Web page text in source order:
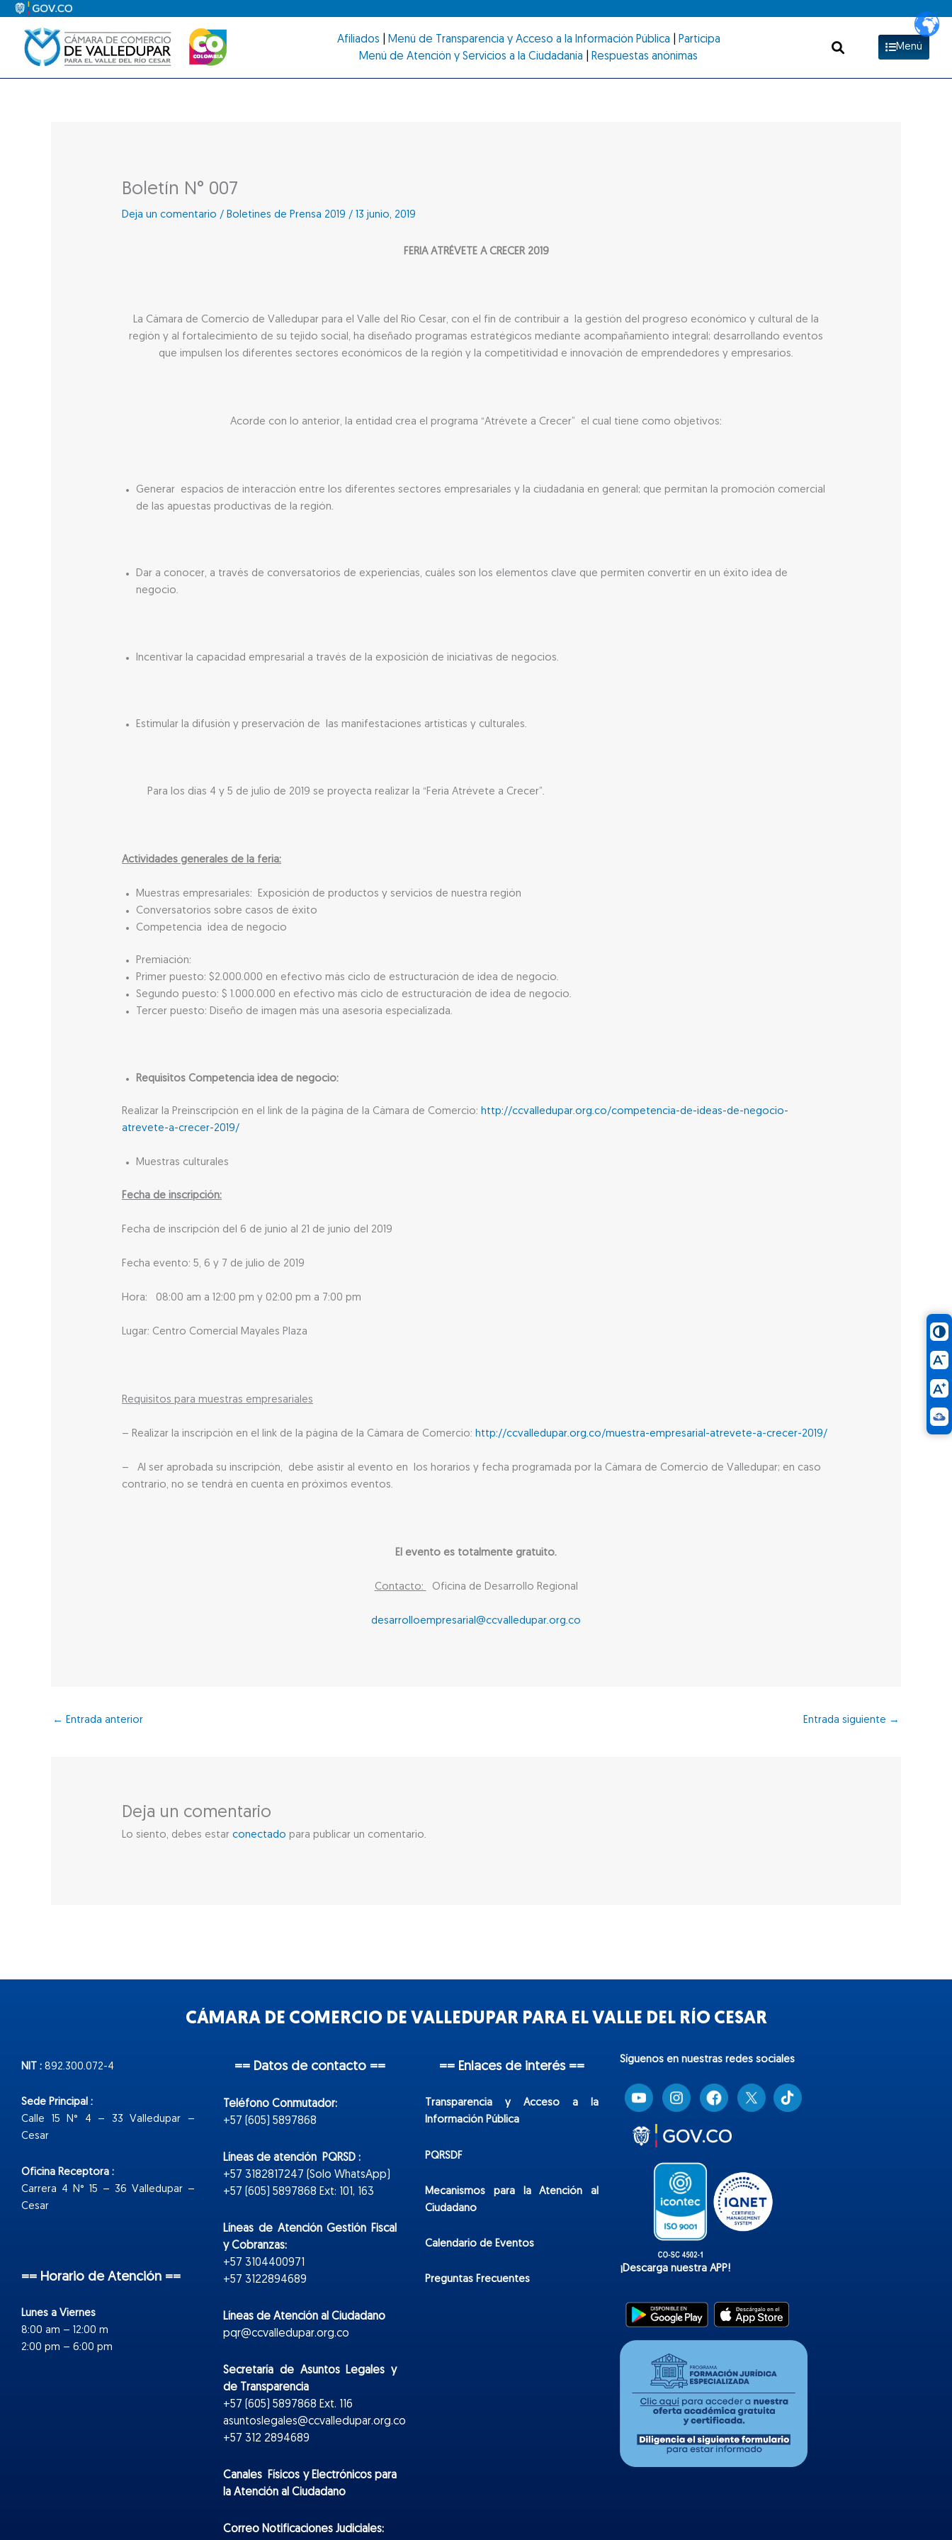
contenido
Afiliados Menú de Transparencia y Acceso a la Información Pública
Participa
Menú de Atención y Servicios a la Ciudadanía
Respuestas anónimas
Menú
Boletín N° 007
Deja un comentario / Boletines de Prensa 2019 /13 junio, 2019
FERIA ATRÉVETE A CRECER 2019
La Cámara de Comercio de Valledupar para el Valle del Río Cesar, con el fin de contribuir a la gestión del progreso económico y cultural de la
región y al fortalecimiento de su tejido social, ha diseñado programas estratégicos mediante acompañamiento integral; desarrollando eventos
que impulsen los diferentes sectores económicos de la región y la competitividad e innovación de emprendedores y empresarios.
Acorde con lo anterior, la entidad crea el programa “Atrévete a Crecer” el cual tiene como objetivos:
Generar espacios de interacción entre los diferentes sectores empresariales y la ciudadanía en general; que permitan la promoción comercial
de las apuestas productivas de la región.
Dar a conocer, a través de conversatorios de experiencias, cuáles son los elementos clave que permiten convertir en un éxito idea de
negocio.
Incentivar la capacidad empresarial a través de la exposición de iniciativas de negocios.
Estimular la difusión y preservación de las manifestaciones artísticas y culturales.
Para los días 4 y 5 de julio de 2019 se proyecta realizar la “Feria Atrévete a Crecer”.
Actividades generales de la feria:
Muestras empresariales: Exposición de productos y servicios de nuestra región
Conversatorios sobre casos de éxito
Competencia idea de negocio
Premiación:
Primer puesto: $2.000.000 en efectivo más ciclo de estructuración de idea de negocio.
Segundo puesto: $ 1.000.000 en efectivo más ciclo de estructuración de idea de negocio.
Tercer puesto: Diseño de imagen más una asesoría especializada.
Requisitos Competencia idea de negocio:
Realizar la Preinscripción en el link de la página de la Cámara de Comercio:http://ccvalledupar.org.co/competencia-de-ideas-de-negocio-
atrevete-a-crecer-2019/
Muestras culturales
Fecha de inscripción:
Fecha de inscripción del 6 de junio al 21 de junio del 2019
Fecha evento: 5, 6 y 7 de julio de 2019
Hora: 08:00 am a 12:00 pm y 02:00 pm a 7:00 pm
Lugar: Centro Comercial Mayales Plaza
Requisitos para muestras empresariales
– Realizar la inscripción en el link de la página de la Cámara de Comercio: http://ccvalledupar.org.co/muestra-empresarial-atrevete-a-crecer-2019/
– Al ser aprobada su inscripción, debe asistir al evento en los horarios y fecha programada por la Cámara de Comercio de Valledupar; en caso
contrario, no se tendrá en cuenta en próximos eventos.
El evento es totalmente gratuito.
Contacto: Oficina de Desarrollo Regional
desarrolloempresarial@ccvalledupar.org.co
← Entrada anterior Entrada siguiente →
Deja un comentario
Lo siento, debes estarconectado para publicar un comentario.
CÁMARA DE COMERCIO DE VALLEDUPAR PARA EL VALLE DEL RÍO CESAR
NIT : 892.300.072-4
Sede Principal :
Calle 15 N° 4 – 33 Valledupar –
Cesar
Oficina Receptora :
Carrera 4 N° 15 – 36 Valledupar –
Cesar
== Horario de Atención ==
Lunes a Viernes
8:00 am – 12:00 m
2:00 pm – 6:00 pm
== Datos de contacto ==
Teléfono Conmutador:
+57 (605) 5897868
Líneas de atención PQRSD :
+57 3182817247 (Solo WhatsApp)
+57 (605) 5897868 Ext: 101, 163
Líneas de Atención Gestión Fiscal
y Cobranzas:
+57 3104400971
+57 3122894689
Líneas de Atención al Ciudadano
pqr@ccvalledupar.org.co
Secretaría de Asuntos Legales y
de Transparencia
+57 (605) 5897868 Ext. 116
asuntoslegales@ccvalledupar.org.co
+57 312 2894689
Canales Físicos yElectrónicospara
la Atención al Ciudadano
Correo Notificaciones Judiciales:
== Enlaces de interés ==
Transparencia y Acceso a la
Información Pública
PQRSDF
Mecanismos para la Atención al
Ciudadano
Calendario de Eventos
Preguntas Frecuentes
Síguenos en nuestras redes sociales
T
i
k
¡Descarga nuestra APP!